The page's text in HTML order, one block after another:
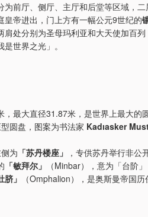
为前厅、侧厅、主厅和后堂等区域，
皇帝进出，门上方有一幅公元9世纪的
肩处分别为圣母玛利亚和大天使加百
世界之光」。
，最大直径31.87米，是世界上最大的
圆盘，图案为书法家 Kadıasker
为 「苏丹楼座」
，专供苏丹举行非公
「敏拜尔」
（Minbar），意为「台阶
脐」 （Omphalion），是奥斯曼帝国历